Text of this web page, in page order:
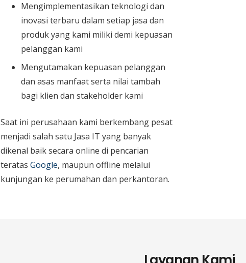
Mengimplementasikan teknologi dan
inovasi terbaru dalam setiap jasa dan
produk yang kami miliki demi kepuasan
pelanggan kami
Mengutamakan kepuasan pelanggan
dan asas manfaat serta nilai tambah
bagi klien dan stakeholder kami
Saat ini perusahaan kami berkembang pesat
menjadi salah satu Jasa IT yang banyak
dikenal baik secara online di pencarian
teratas Google, maupun offline melalui
kunjungan ke perumahan dan perkantoran.